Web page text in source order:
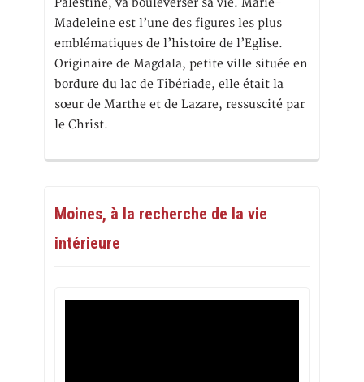
Madeleine est l’une des figures les plus
emblématiques de l’histoire de l’Eglise.
Originaire de Magdala, petite ville située en
bordure du lac de Tibériade, elle était la
sœur de Marthe et de Lazare, ressuscité par
le Christ.
Moines, à la recherche de la vie
intérieure